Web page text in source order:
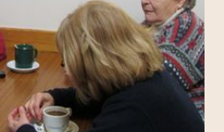
een mens, geen
ook vanuit ons mens zijn.